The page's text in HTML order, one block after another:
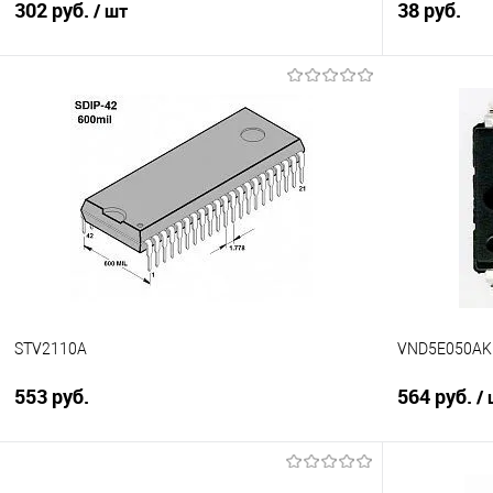
302 руб. / шт
Подписаться
В избранное
Недоступно
38 руб.
Сравнение
В
STV2110A
553 руб.
VND5E050AK
564 руб. /